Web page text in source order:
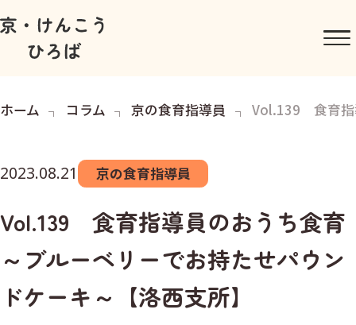
ホーム コラム 京の食育指導員 Vol.139 食育指
2023.08.21 京の食育指導員
Vol.139 食育指導員のおうち食育
～ブルーベリーでお持たせパウン
ドケーキ～【洛西支所】